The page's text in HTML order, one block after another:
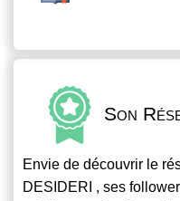
Son
Envie de découvrir le
DESIDERI , ses